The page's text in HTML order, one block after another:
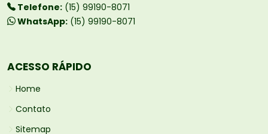
Telefone: (15) 99190-8071
WhatsApp: (15) 99190-8071
ACESSO RÁPIDO
Home
Contato
Sitemap